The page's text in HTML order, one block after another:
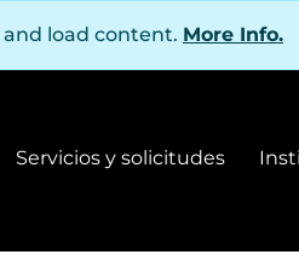
load content. More Info.
difusión
Servicios y solicitudes